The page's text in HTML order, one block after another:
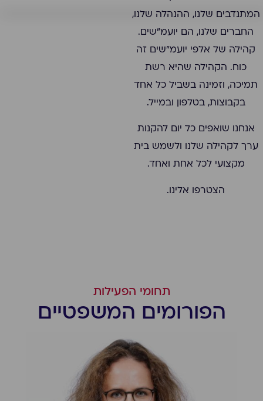
המתנדבים שלנו, ההנהלה שלנו,
החברים שלנו, הם יועמ"שים.
קהילה של אלפי יועמ"שים זה
כוח. הקהילה שהיא רשת
תמיכה, וזמינה בשביל כל אחד
בקבוצות, בטלפון ובמייל.
אנחנו שואפים כל יום להקנות
ערך לקהילה שלנו ולשמש בית
מקצועי לכל אחת ואחד.
הצטרפו אלינו.
תחומי הפעילות
הפורומים המשפטיים